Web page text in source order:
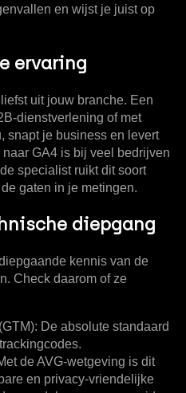
en wijst je juist op
ervaring
uit jouw branche. Een
dienstverlening of met
snapt je business en levert
GA4 is bij veel bedrijven
specialist ruikt dit soort
gaten in je metingen.
diepgang
kennis van de
Check daarom of ze
De absolute standaard
de AVG-wetgeving is dit
en privacy-vriendelijke